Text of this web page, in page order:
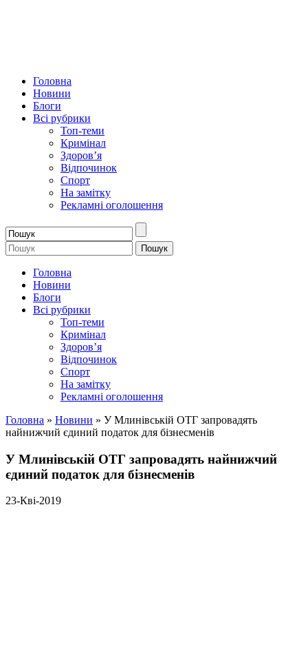
Головна
Новини
Блоги
Всі рубрики
Топ-теми
Кримінал
Здоров’я
Відпочинок
Спорт
На замітку
Рекламні оголошення
Головна
Новини
Блоги
Всі рубрики
Топ-теми
Кримінал
Здоров’я
Відпочинок
Спорт
На замітку
Рекламні оголошення
Головна » Новини » У Млинівській ОТГ запровадять
найнижчий єдиний податок для бізнесменів
У Млинівській ОТГ запровадять найнижчий
єдиний податок для бізнесменів
23-Кві-2019